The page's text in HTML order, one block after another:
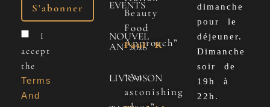
I
accept
the
Terms
And
EVENTS
NOUVEL
AN 2026
LIVRAISON
Beauty
Food
Approach”
Paul K
“An
astonishing
dimanche
pour le
déjeuner.
Dimanche
soir de
19h à
22h.